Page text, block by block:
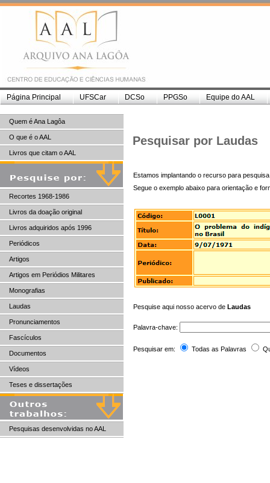
Página Principal UFSCar DCSo PPGSo Equipe do AAL
Quem é Ana Lagôa
O que é o AAL
Livros que citam o AAL
Recortes 1968-1986
Livros da doação original
Livros adquiridos após 1996
Periódicos
Artigos
Artigos em Periódios Militares
Monografias
Laudas
Pronunciamentos
Fascículos
Documentos
Vídeos
Teses e dissertações
Pesquisas desenvolvidas no AAL
Pesquisar por Laudas
Estamos implantando o recurso para
Segue o exemplo abaixo para orientação e
Pesquise aqui nosso acervo deLaudas
Palavra-chave:
Pesquisar em: Todas as Palavras